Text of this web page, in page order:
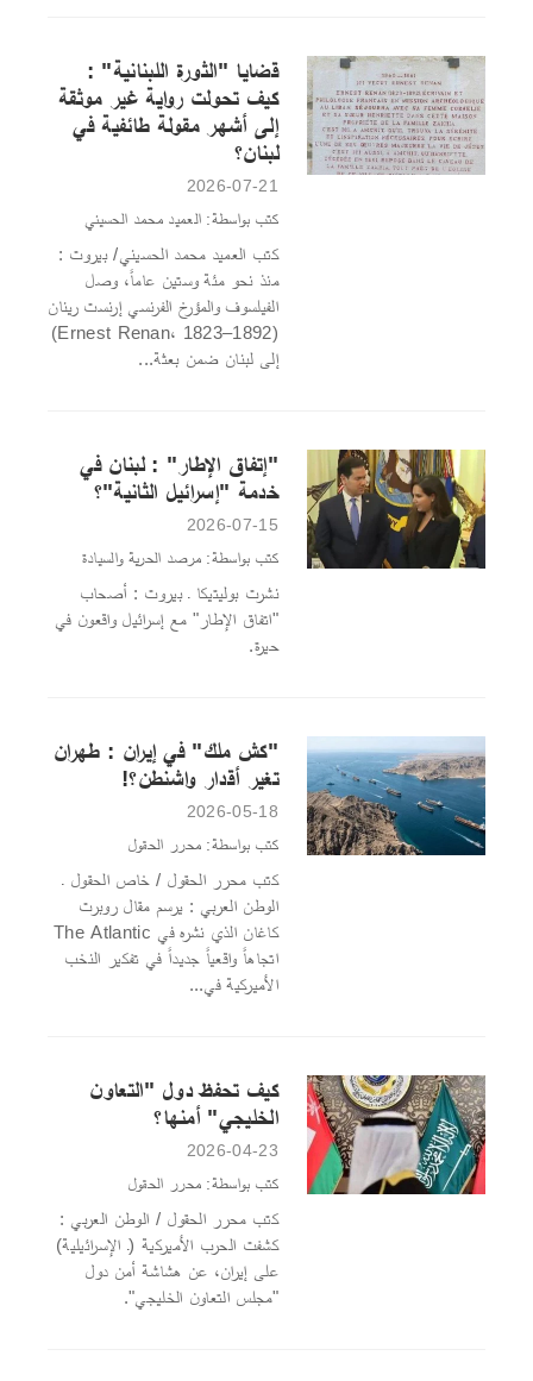
قضايا "الثورة اللبنانية" :
كيف تحولت رواية غير موثقة
إلى أشهر مقولة طائفية في
لبنان؟
2026-07-21
كتب بواسطة: العميد محمد الحسيني
كتب العميد محمد الحسيني/ بيروت :
منذ نحو مئة وستين عاماً، وصل
الفيلسوف والمؤرخ الفرنسي إرنست رينان
(Ernest Renan، 1823–1892)
إلى لبنان ضمن بعثة...
"إتفاق الإطار" : لبنان في
خدمة "إسرائيل الثانية"؟
2026-07-15
كتب بواسطة: مرصد الحرية والسيادة
نشرت بوليتيكا ـ بيروت : أصحاب
"اتفاق الإطار" مع إسرائيل واقعون في
حيرة.
"كش ملك" في إيران : طهران
تغير أقدار واشنطن؟!
2026-05-18
كتب بواسطة: محرر الحقول
كتب محرر الحقول / خاص الحقول ـ
الوطن العربي : يرسم مقال روبرت
كاغان الذي نشره في The Atlantic
اتجاهاً واقعياً جديداً في تفكير النخب
الأميركية في...
كيف تحفظ دول "التعاون
الخليجي" أمنها؟
2026-04-23
كتب بواسطة: محرر الحقول
كتب محرر الحقول / الوطن العربي :
كشفت الحرب الأميركية (ـ الإسرائيلية)
على إيران، عن هشاشة أمن دول
"مجلس التعاون الخليجي".